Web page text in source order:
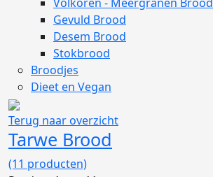
Gevuld Brood
Desem Brood
Stokbrood
Broodjes
Dieet en Vegan
Terug naar overzicht
Tarwe Brood
(11 producten)